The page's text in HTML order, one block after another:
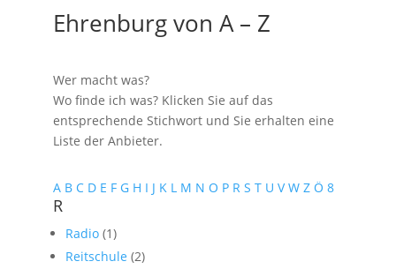
Ehrenburg von A – Z
Wer macht was?
Wo finde ich was? Klicken Sie auf das
entsprechende Stichwort und Sie erhalten eine
Liste der Anbieter.
A B C D E F G H I J K L M N O P R S T U V W Z Ö 8
R
Radio (1)
Reitschule (2)